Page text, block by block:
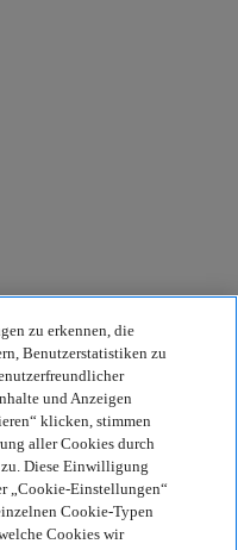
zu erkennen, die
Benutzerstatistiken zu
und Anzeigen
klicken, stimmen
aller Cookies durch
Diese Einwilligung
„Cookie-Einstellungen“
Cookie-Typen
Cookies wir